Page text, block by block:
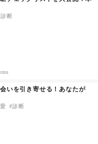
診断
いを引き寄せる！あなたが
診断